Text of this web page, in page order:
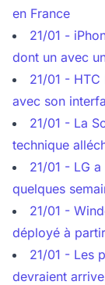
en France
21/01 -
dont un avec
21/01 -
avec son
21/01 - La
technique
21/01 - LG
quelques
21/01 -
déployé à
21/01 - Les
devraient